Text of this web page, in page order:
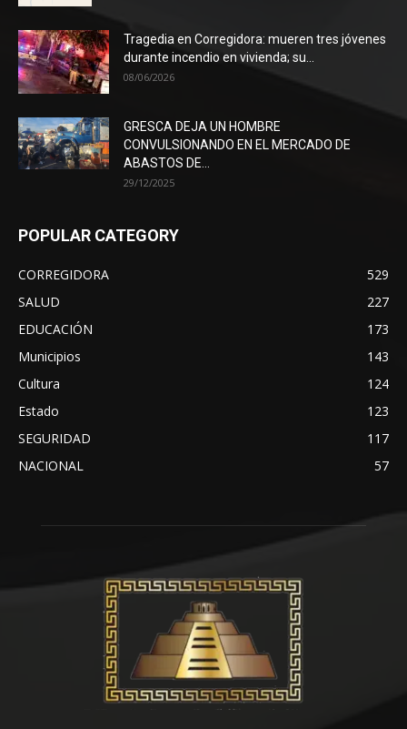
Tragedia en Corregidora: mueren tres jóvenes
durante incendio en vivienda; su...
08/06/2026
GRESCA DEJA UN HOMBRE
CONVULSIONANDO EN EL MERCADO DE
ABASTOS DE...
29/12/2025
POPULAR CATEGORY
CORREGIDORA
529
SALUD
227
EDUCACIÓN
173
Municipios
143
Cultura
124
Estado
123
SEGURIDAD
117
NACIONAL
57